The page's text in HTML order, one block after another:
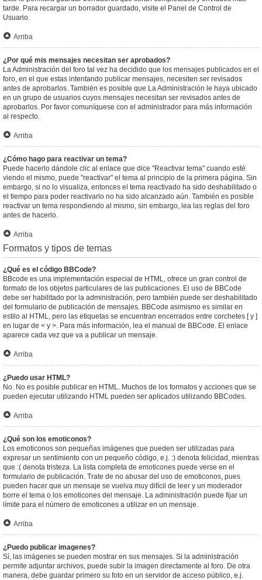
tarde. Para recargar un borrador guardado, visite el Panel de Control de
Usuario.
Arriba
¿Por qué mis mensajes necesitan ser aprobados?
La Administración del foro tal vez ha decidido que los mensajes publicados en el
foro, en el que estas intentando publicar mensajes, necesiten ser revisados
antes de aprobarlos. También es posible que La Administración le haya ubicado
en un grupo de usuarios cuyos mensajes necesitan ser revisados antes de
aprobarlos. Por favor comuníquese con el administrador para más información
al respecto.
Arriba
¿Cómo hago para reactivar un tema?
Puede hacerlo dándole clic al enlace que dice "Reactivar tema" cuando esté
viendo el mismo, puede "reactivar" el tema al principio de la primera página. Sin
embargo, si no lo visualiza, entonces el tema reactivado ha sido deshabilitado o
el tiempo para poder reactivarlo no ha sido alcanzado aún. También es posible
reactivar un tema respondiendo al mismo, sin embargo, lea las reglas del foro
antes de hacerlo.
Arriba
Formatos y tipos de temas
¿Qué es el código BBCode?
BBcode es una implementación especial de HTML, ofrece un gran control de
formato de los objetos particulares de las publicaciones. El uso de BBCode
debe ser habilitado por la administración, pero también puede ser deshabilitado
del formulario de publicación de mensajes. BBCode asimismo es similar en
estilo al HTML, pero las etiquetas se encuentran encerrados entre corchetes [ y ]
en lugar de < y >. Para más información, lea el manual de BBCode. El enlace
aparece cada vez que va a publicar un mensaje.
Arriba
¿Puedo usar HTML?
No. No es posible publicar en HTML. Muchos de los formatos y acciones que se
pueden ejecutar utilizando HTML pueden ser aplicados utilizando BBCodes.
Arriba
¿Qué son los emoticonos?
Los emoticonos son pequeñas imágenes que pueden ser utilizadas para
expresar un sentimiento con un pequeño código, e.j. :) denota felicidad, mientras
que :( denota tristeza. La lista completa de emoticones puede verse en el
formulario de publicación. Trate de no abusar del uso de emoticonos, pues
pueden hacer que un mensaje se vuelva muy difícil de leer y un moderador
borre el tema o los emoticones del mensaje. La administración puede fijar un
límite para el número de emoticones a utilizar en un mensaje.
Arriba
¿Puedo publicar imagenes?
Sí, las imágenes se pueden mostrar en sus mensajes. Si la administración
permite adjuntar archivos, puede subir la imagen directamente al foro. De otra
manera, debe guardar primero su foto en un servidor de acceso público, e.j.